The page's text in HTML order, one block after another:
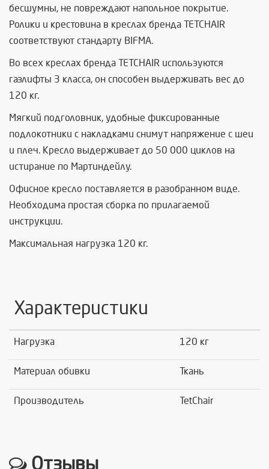
бесшумны, не повреждают напольное покрытие.
Ролики и крестовина в креслах бренда TETCHAIR
соответствуют стандарту BIFMA.
Во всех креслах бренда TETCHAIR используются
газлифты 3 класса, он способен выдерживать вес до
120 кг.
Мягкий подголовник, удобные фиксированные
подлокотники с накладками снимут напряжение с шеи
и плеч. Кресло выдерживает до 50 000 циклов на
истирание по Мартиндейлу.
Офисное кресло поставляется в разобранном виде.
Необходима простая сборка по прилагаемой
инструкции.
Максимальная нагрузка 120 кг.
Характеристики
Нагрузка 120 кг
Материал обивки Ткань
Производитель TetChair
Отзывы